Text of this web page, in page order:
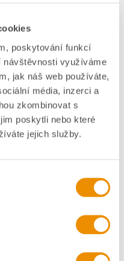
poskytování funkcí
návštěvnosti využíváme
jak náš web používáte,
média, inzerci a
zkombinovat s
poskytli nebo které
jejich služby.
doplněk jménem
Nástroje -> Správce
na tlačítko Možnosti). Při
s
na Google,
Osobní kontakty,Kontakty
Google groups
účtu otestujte pomocí
synchronizace. Ve vašem
kontakty z Thunderbirdu
(původem z telefonu) k
a pak postupně